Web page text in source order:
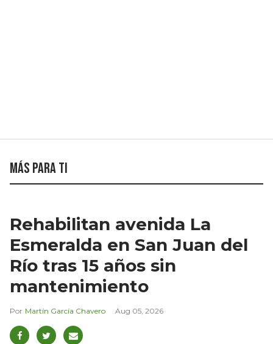
Más para ti
Rehabilitan avenida La
Esmeralda en San Juan del
Río tras 15 años sin
mantenimiento
Martín García Chavero Aug 05, 2026